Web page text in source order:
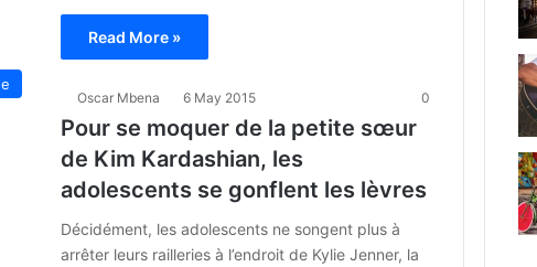
Read More »
Oscar Mbena 6 May 2015 0
Pour se moquer de la petite sœur
de Kim Kardashian, les
adolescents se gonflent les lèvres
Décidément, les adolescents ne songent plus à
arrêter leurs railleries à l’endroit de Kylie Jenner, la